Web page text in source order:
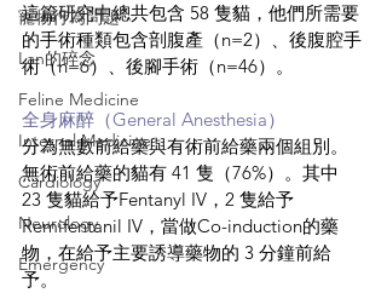
寵物行為問題
Lan的碎念
Feline Medicine
Internal Medicine
Cardiology
Neurology
Emergency
這篇研究中總共包含 58 隻貓，他們所需要
的手術種類包含剖腹產（n=2）、後腹腔手
術（n=6）、後腳手術（n=46）。
全身麻醉（General Anesthesia）
分為無數前給藥與有術前給藥兩個組別。
無術前給藥的貓有 41 隻（76%）。其中
23 隻貓給予Fentanyl IV，2 隻給予
Remifentanil IV，當做Co-induction的藥
物，在給予主要誘導藥物的 3 分鐘前給
予。